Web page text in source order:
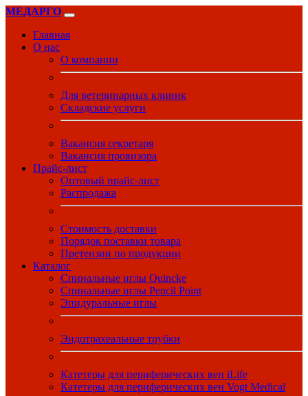
МЕДАРГО
Главная
О нас
О компании
Для ветеринарных клиник
Складские услуги
Вакансия секретаря
Вакансия провизора
Прайс-лист
Оптовый прайс-лист
Распродажа
Стоимость доставки
Порядок поставки товара
Претензии по продукции
Каталог
Спинальные иглы Quincke
Спинальные иглы Pencil Point
Эпидуральные иглы
Эндотрахеальные трубки
Катетеры для периферических вен iLife
Катетеры для периферических вен Vogt Medical